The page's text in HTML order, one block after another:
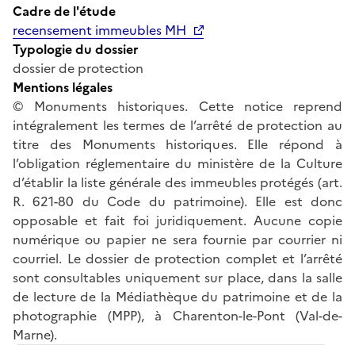
Cadre de l'étude
recensement immeubles MH
Typologie du dossier
dossier de protection
Mentions légales
© Monuments historiques. Cette notice reprend
intégralement les termes de l’arrêté de protection au
titre des Monuments historiques. Elle répond à
l’obligation réglementaire du ministère de la Culture
d’établir la liste générale des immeubles protégés (art.
R. 621-80 du Code du patrimoine). Elle est donc
opposable et fait foi juridiquement. Aucune copie
numérique ou papier ne sera fournie par courrier ni
courriel. Le dossier de protection complet et l’arrêté
sont consultables uniquement sur place, dans la salle
de lecture de la Médiathèque du patrimoine et de la
photographie (MPP), à Charenton-le-Pont (Val-de-
Marne).